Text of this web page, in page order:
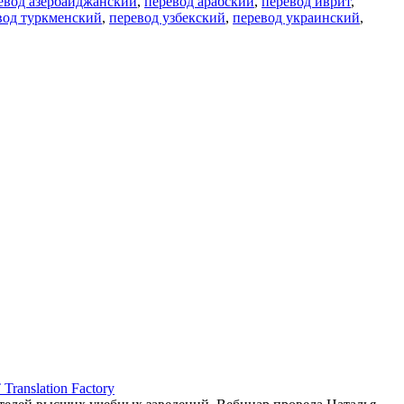
туркменский, перевод узбекский, перевод украинский,
Factory